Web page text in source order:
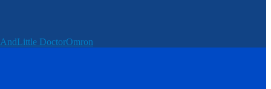
AndLittle DoctorOmron